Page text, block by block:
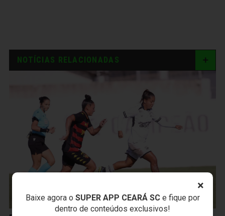
×
Baixe agora o SUPER APP CEARÁ SCe fique por
dentro de conteúdos exclusivos!
NOTÍCIAS RELACIONADAS